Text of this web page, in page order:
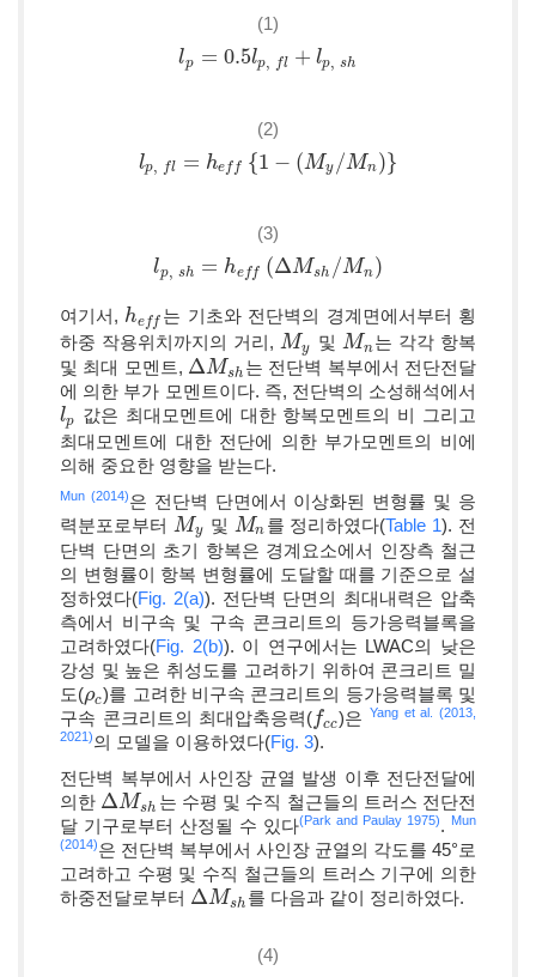
(1)
lp = 0.5lp, fl + lp, sh
lp=0.5lp,fl+l ,s h
(2)
lp, fl = heff {1 − (My /Mn )}
lp, =hef {1−(My/Mn )}
(3)
lp, sh = heff (ΔMsh /Mn)
lp, sh= he ff(ΔM sh/Mn)
여기서, heff
heff 는 기초와 전단벽의 경계면에서부터 횡
하중 작용위치까지의 거리, My
My 및 Mn
Mn 는 각각 항복
및 최대 모멘트, ΔMsh
ΔMsh 는 전단벽 복부에서 전단전달
에 의한 부가 모멘트이다. 즉, 전단벽의 소성해석에서
lp
lp 값은 최대모멘트에 대한 항복모멘트의 비 그리고
최대모멘트에 대한 전단에 의한 부가모멘트의 비에
의해 중요한 영향을 받는다.
Mun (2014)은 전단벽 단면에서 이상화된 변형률 및 응
력분포로부터 My
My 및 Mn
Mn 를 정리하였다(Table 1). 전
단벽 단면의 초기 항복은 경계요소에서 인장측 철근
의 변형률이 항복 변형률에 도달할 때를 기준으로 설
정하였다(Fig. 2(a)). 전단벽 단면의 최대내력은 압축
측에서 비구속 및 구속 콘크리트의 등가응력블록을
고려하였다(Fig. 2(b)). 이 연구에서는 LWAC의 낮은
강성 및 높은 취성도를 고려하기 위하여 콘크리트 밀
도(ρc
ρc)를 고려한 비구속 콘크리트의 등가응력블록 및
구속 콘크리트의 최대압축응력(fcc
fcc)은 Yang et al. (2013,
2021)의 모델을 이용하였다(Fig. 3).
전단벽 복부에서 사인장 균열 발생 이후 전단전달에
의한 ΔMsh
ΔMsh
는 수평 및 수직 철근들의 트러스 전단전
달 기구로부터 산정될 수 있다(Park and Paulay 1975). Mun
(2014)은 전단벽 복부에서 사인장 균열의 각도를 45°로
고려하고 수평 및 수직 철근들의 트러스 기구에 의한
하중전달로부터 ΔMsh
ΔMsh 를 다음과 같이 정리하였다.
(4)